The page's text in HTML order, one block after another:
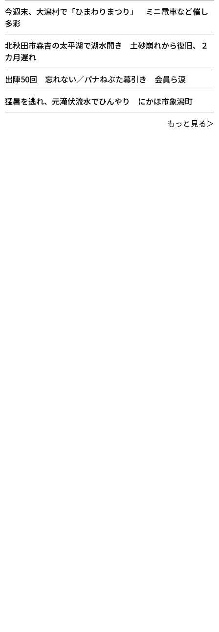
今週末、大潟村で「ひまわりまつり」 ミニ電車など催し
多彩
北秋田市森吉の太平湖で湖水開き 土砂崩れから復旧、２
カ月遅れ
出陣50回 忘れない／パナねぶた幕引き 会員ら涙
猛暑を逃れ、元滝伏流水でひんやり にかほ市象潟町
もっと見る＞